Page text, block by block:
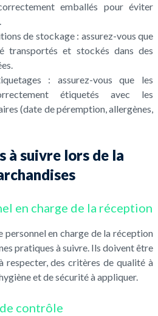
emballés pour éviter
de stockage : assurez-vous que
transportés et stockés dans des
: assurez-vous que les
étiquetés avec les
(date de péremption, allergènes,
à suivre lors de la
en charge de la réception
personnel en charge de la réception
pratiques à suivre. Ils doivent être
respecter, des critères de qualité à
et de sécurité à appliquer.
contrôle